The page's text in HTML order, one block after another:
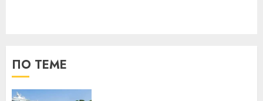
ПО ТЕМЕ